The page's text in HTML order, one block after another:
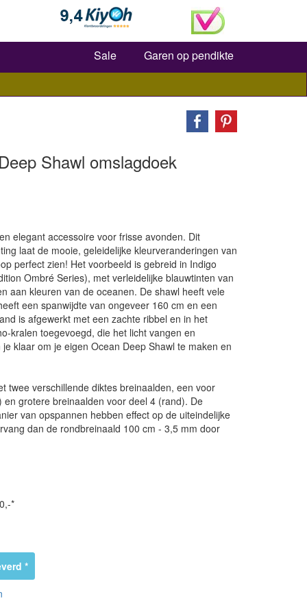
Zoeken
Sale Garen op pendikte
Shawl omslagdoek
elegant accessoire voor frisse avonden. Dit
laat de mooie, geleidelijke kleurveranderingen van
perfect zien! Het voorbeeld is gebreid in Indigo
Ombré Series), met verleidelijke blauwtinten van
aan kleuren van de oceanen. De shawl heeft vele
een spanwijdte van ongeveer 160 cm en een
is afgewerkt met een zachte ribbel en in het
kralen toegevoegd, die het licht vangen en
klaar om je eigen Ocean Deep Shawl te maken en
twee verschillende diktes breinaalden, een voor
grotere breinaalden voor deel 4 (rand). De
van opspannen hebben effect op de uiteindelijke
dan de rondbreinaald 100 cm - 3,5 mm door
*
*